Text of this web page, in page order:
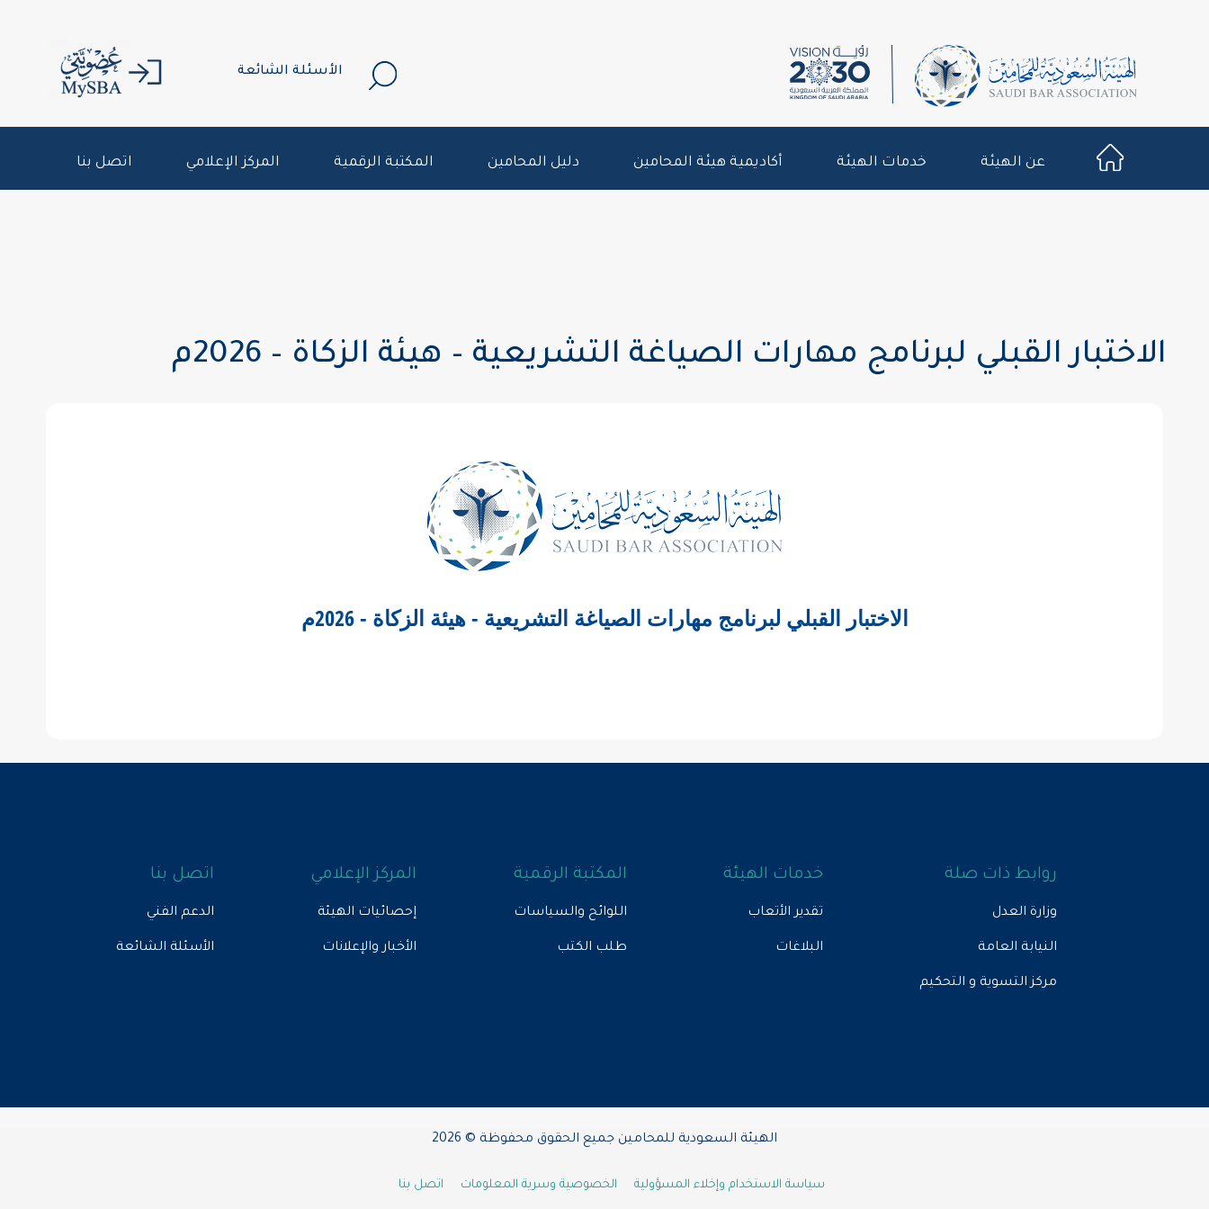
الأسئلة الشائعة
عن الهيئة خدمات الهيئة أكاديمية هيئة المحامين دليل المحامين المكتبة الرقمية المركز الإعلامي اتصل بنا
الاختبار القبلي لبرنامج مهارات الصياغة التشريعية – هيئة الزكاة – 2026م
الاختبار القبلي لبرنامج مهارات الصياغة التشريعية - هيئة الزكاة - 2026م
روابط ذات صلة
وزارة العدل
النيابة العامة
مركز التسوية و التحكيم
خدمات الهيئة
تقدير الأتعاب
البلاغات
المكتبة الرقمية
اللوائح والسياسات
طلب الكتب
المركز الإعلامي
إحصائيات الهيئة
الأخبار والإعلانات
اتصل بنا
الدعم الفني
الأسئلة الشائعة
الهيئة السعودية للمحامين جميع الحقوق محفوظة © 2026
سياسة الاستخدام وإخلاء المسؤولية الخصوصية وسرية المعلومات اتصل بنا